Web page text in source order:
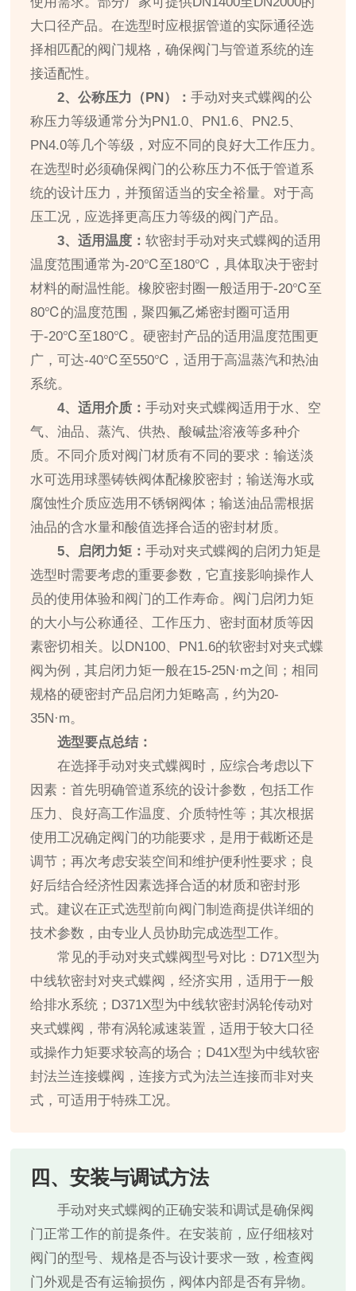
大口径产品。在选型时应根据管道的实际通径选
择相匹配的阀门规格，确保阀门与管道系统的连
接适配性。
2、公称压力（PN）：手动对夹式蝶阀的公
称压力等级通常分为PN1.0、PN1.6、PN2.5、
PN4.0等几个等级，对应不同的良好大工作压力。
在选型时必须确保阀门的公称压力不低于管道系
统的设计压力，并预留适当的安全裕量。对于高
压工况，应选择更高压力等级的阀门产品。
3、适用温度：软密封手动对夹式蝶阀的适用
温度范围通常为-20℃至180℃，具体取决于密封
材料的耐温性能。橡胶密封圈一般适用于-20℃至
80℃的温度范围，聚四氟乙烯密封圈可适用
于-20℃至180℃。硬密封产品的适用温度范围更
广，可达-40℃至550℃，适用于高温蒸汽和热油
系统。
4、适用介质：手动对夹式蝶阀适用于水、空
气、油品、蒸汽、供热、酸碱盐溶液等多种介
质。不同介质对阀门材质有不同的要求：输送淡
水可选用球墨铸铁阀体配橡胶密封；输送海水或
腐蚀性介质应选用不锈钢阀体；输送油品需根据
油品的含水量和酸值选择合适的密封材质。
5、启闭力矩：手动对夹式蝶阀的启闭力矩是
选型时需要考虑的重要参数，它直接影响操作人
员的使用体验和阀门的工作寿命。阀门启闭力矩
的大小与公称通径、工作压力、密封面材质等因
素密切相关。以DN100、PN1.6的软密封对夹式蝶
阀为例，其启闭力矩一般在15-25N·m之间；相同
规格的硬密封产品启闭力矩略高，约为20-
35N·m。
选型要点总结：
在选择手动对夹式蝶阀时，应综合考虑以下
因素：首先明确管道系统的设计参数，包括工作
压力、良好高工作温度、介质特性等；其次根据
使用工况确定阀门的功能要求，是用于截断还是
调节；再次考虑安装空间和维护便利性要求；良
好后结合经济性因素选择合适的材质和密封形
式。建议在正式选型前向阀门制造商提供详细的
技术参数，由专业人员协助完成选型工作。
常见的手动对夹式蝶阀型号对比：D71X型为
中线软密封对夹式蝶阀，经济实用，适用于一般
给排水系统；D371X型为中线软密封涡轮传动对
夹式蝶阀，带有涡轮减速装置，适用于较大口径
或操作力矩要求较高的场合；D41X型为中线软密
封法兰连接蝶阀，连接方式为法兰连接而非对夹
式，可适用于特殊工况。
四、安装与调试方法
手动对夹式蝶阀的正确安装和调试是确保阀
门正常工作的前提条件。在安装前，应仔细核对
阀门的型号、规格是否与设计要求一致，检查阀
门外观是否有运输损伤，阀体内部是否有异物。